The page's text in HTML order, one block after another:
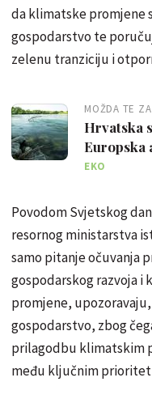
da klimatske promjene
gospodarstvo te
zelenu tranziciju i
MOŽDA TE
Hrvatska
Europska
upozorila
EKO
Povodom Svjetskog
resornog ministarstva
samo pitanje očuvanja
gospodarskog razvoja
promjene,
gospodarstvo, zbog
prilagodbu klimatskim
među ključnim